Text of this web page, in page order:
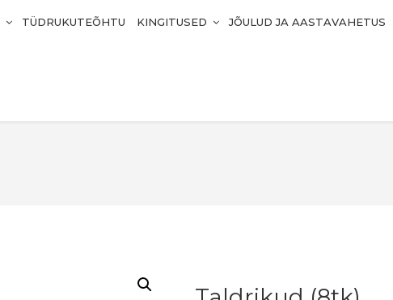
TÜDRUKUTEÕHTU KINGITUSED JÕULUD JA AASTAVAHETUS